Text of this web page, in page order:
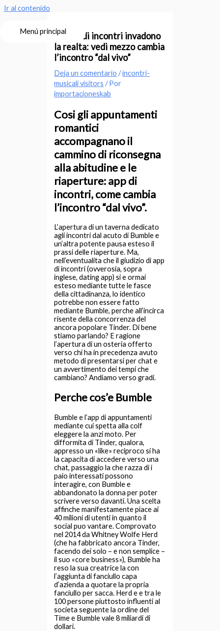
Ir al contenido
Menú principalLe app di incontri invadono
la realta: vedi mezzo cambia
l’incontro “dal vivo”
Deja un comentario /incontri-
musicali visitors / Por
importacioneskab
Cosi gli appuntamenti
romantici
accompagnano il
cammino di riconsegna
alla abitudine e le
riaperture: app di
incontri, come cambia
l’incontro “dal vivo”.
L’apertura di un taverna dedicato
agli incontri dal acuto di Bumble e
un’altra potente pausa esteso il
prassi delle riaperture. Ma,
nell’eventualita che il giudizio di app
di incontri (ovverosia, sopra
inglese, dating app) si e ormai
esteso mediante tutte le fasce
della cittadinanza, lo identico
potrebbe non essere fatto
mediante Bumble, perche all’incirca
risente della concorrenza del
ancora popolare Tinder. Di bene
stiamo parlando? E ragione
l’apertura di un osteria offerto
verso chi ha in precedenza avuto
metodo di presentarsi per chat e
un avvertimento dei tempi che
cambiano? Andiamo verso gradi.
Perche cos’e Bumble
Bumble e l’app di appuntamenti
mediante cui spetta alla colf
eleggere la anzi moto. Per
difformita di Tinder, qualora,
appresso un «like» reciproco si ha
la capacita di accedere verso una
chat, passaggio la che razza di i
paio interessati possono
interagire, con Bumble e
abbandonato la donna per poter
scrivere verso davanti. Una scelta
affinche manifestamente piace ai
40 milioni di utenti in quanto il
social puo vantare. Comprovato
nel 2014 da Whitney Wolfe Herd
(che ha fabbricato ancora Tinder,
facendo dei solo – e non semplice –
il suo «core business»), Bumble ha
reso la sua creatrice la con
l’aggiunta di fanciullo capa
d’azienda a quotare la propria
fanciullo per sacca. Herd e e tra le
100 persone piuttosto influenti al
societa seguente la ordine del
Time e Bumble vale 8 miliardi di
dollari.